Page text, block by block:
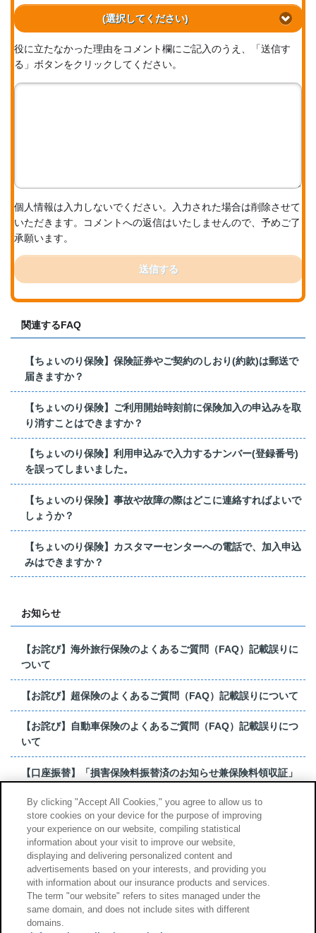
(選択してください)
役に立たなかった理由をコメント欄にご記入のうえ、「送信す
る」ボタンをクリックしてください。
個人情報は入力しないでください。入力された場合は削除させて
いただきます。コメントへの返信はいたしませんので、予めご了
承願います。
送信する
関連するFAQ
【ちょいのり保険】保険証券やご契約のしおり(約款)は郵送で
届きますか？
【ちょいのり保険】ご利用開始時刻前に保険加入の申込みを取
り消すことはできますか？
【ちょいのり保険】利用申込みで入力するナンバー(登録番号)
を誤ってしまいました。
【ちょいのり保険】事故や故障の際はどこに連絡すればよいで
しょうか？
【ちょいのり保険】カスタマーセンターへの電話で、加入申込
みはできますか？
お知らせ
【お詫び】海外旅行保険のよくあるご質問（FAQ）記載誤りに
ついて
【お詫び】超保険のよくあるご質問（FAQ）記載誤りについて
【お詫び】自動車保険のよくあるご質問（FAQ）記載誤りにつ
いて
【口座振替】「損害保険料振替済のお知らせ兼保険料領収証」
【お詫び】超保険のよくあるご質問（FAQ）記載誤りについて
もっと見る
サイトのご利用について
勧誘方針
By clicking "Accept All Cookies," you agree to allow us to
store cookies on your device for the purpose of improving
your experience on our website, compiling statistical
information about your visit to improve our website,
displaying and delivering personalized content and
advertisements based on your interests, and providing you
with information about our insurance products and services.
The term "our website" refers to sites managed under the
same domain, and does not include sites with different
domains.